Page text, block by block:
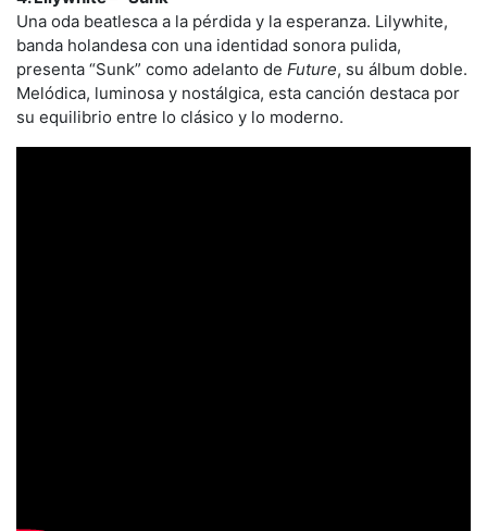
Una oda beatlesca a la pérdida y la esperanza. Lilywhite,
banda holandesa con una identidad sonora pulida,
presenta “Sunk” como adelanto de Future, su álbum doble.
Melódica, luminosa y nostálgica, esta canción destaca por
su equilibrio entre lo clásico y lo moderno.